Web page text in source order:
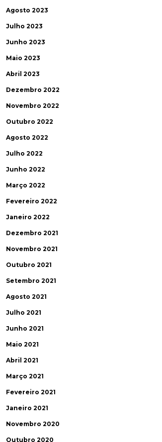
Agosto 2023
Julho 2023
Junho 2023
Maio 2023
Abril 2023
Dezembro 2022
Novembro 2022
Outubro 2022
Agosto 2022
Julho 2022
Junho 2022
Março 2022
Fevereiro 2022
Janeiro 2022
Dezembro 2021
Novembro 2021
Outubro 2021
Setembro 2021
Agosto 2021
Julho 2021
Junho 2021
Maio 2021
Abril 2021
Março 2021
Fevereiro 2021
Janeiro 2021
Novembro 2020
Outubro 2020